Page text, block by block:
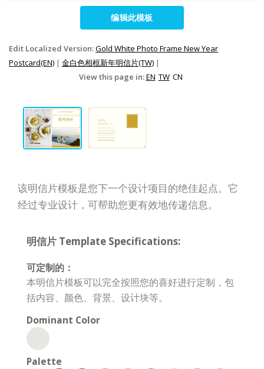
编辑此模板
Edit Localized Version:Gold White Photo Frame New Year
Postcard(EN) | 金白色相框新年明信片(TW) |
View this page in:EN TW CN
该明信片模板是您下一个设计项目的绝佳起点。它
经过专业设计，可帮助您更有效地传递信息。
明信片 Template Specifications:
可定制的：
本明信片模板可以完全按照您的喜好进行定制，包
括内容、颜色、背景、设计块等。
Dominant Color
Palette